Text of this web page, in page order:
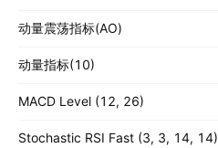
动量震荡指标(AO)
动量指标(10)
MACD Level (12, 26)
Stochastic RSI Fast (3, 3, 14, 14)